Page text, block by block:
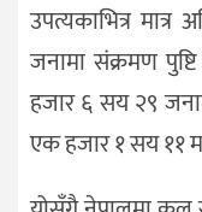
उपत्यकाभित्र
जनामा संक्रमण
हजार ६ सय २९
एक हजार १ सय ११